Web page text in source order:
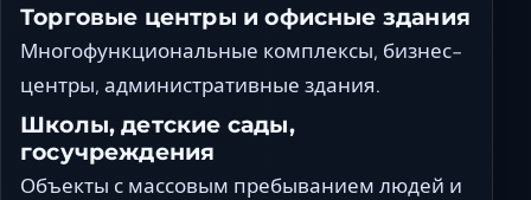
Торговые центры и офисные здания
Многофункциональные комплексы, бизнес-
центры, административные здания.
Школы, детские сады,
госучреждения
Объекты с массовым пребыванием людей и